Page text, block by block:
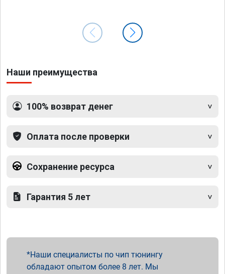
Наши преимущества
100% возврат денег
Оплата после проверки
Сохранение ресурса
Гарантия 5 лет
Наши специалисты по чип тюнингу
обладают опытом более 8 лет. Мы